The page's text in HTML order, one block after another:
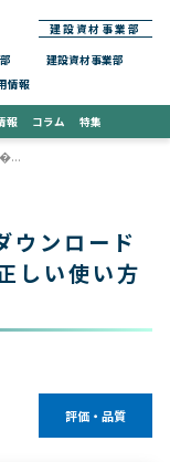
建設資材事業部
建設資材事業部
情報
報 コラム 特集
�...
ウンロード
しい使い方
評価・品質